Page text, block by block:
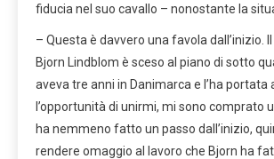
fiducia nel suo cavallo – nonostante la
– Questa è davvero una favola dall’inizio.
Bjorn Lindblom è sceso al piano di sotto
aveva tre anni in Danimarca e l’ha portata
l’opportunità di unirmi, mi sono comprato
ha nemmeno fatto un passo dall’inizio,
rendere omaggio al lavoro che Bjorn ha